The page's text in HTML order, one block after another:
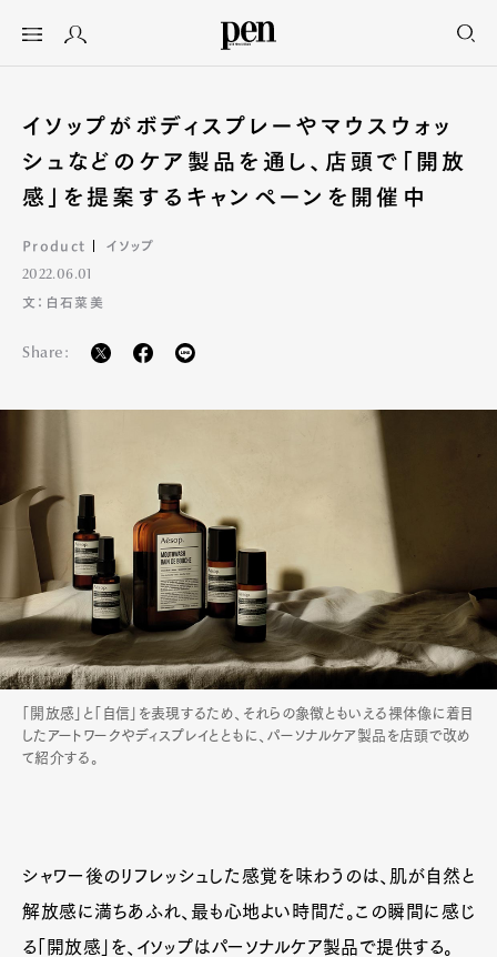
イソップがボディスプレーやマウスウォッ
シュなどのケア製品を通し、店頭で「開放
感」を提案するキャンペーンを開催中
Product イソップ
2022.06.01
文：白石菜美
Share:
「開放感」と「自信」を表現するため、それらの象徴ともいえる裸体像に着目
したアートワークやディスプレイとともに、パーソナルケア製品を店頭で改め
て紹介する。
シャワー後のリフレッシュした感覚を味わうのは、肌が自然と
解放感に満ちあふれ、最も心地よい時間だ。この瞬間に感じ
る「開放感」を、イソップはパーソナルケア製品で提供する。